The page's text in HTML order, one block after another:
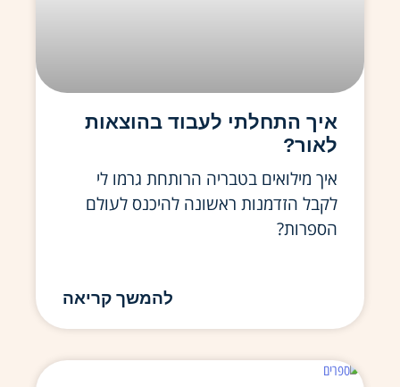
איך התחלתי לעבוד בהוצאות
לאור?
איך מילואים בטבריה הרותחת גרמו לי
לקבל הזדמנות ראשונה להיכנס לעולם
הספרות?
להמשך קריאה